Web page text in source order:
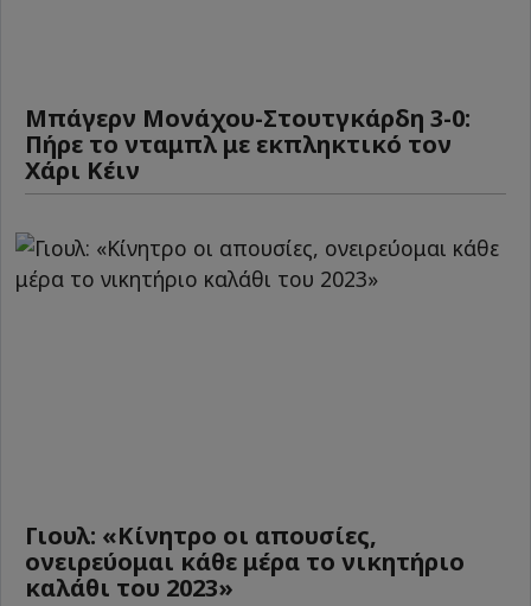
Μπάγερν Μονάχου-Στουτγκάρδη 3-0:
Πήρε το νταμπλ με εκπληκτικό τον
Χάρι Κέιν
Γιουλ: «Κίνητρο οι απουσίες,
ονειρεύομαι κάθε μέρα το νικητήριο
καλάθι του 2023»